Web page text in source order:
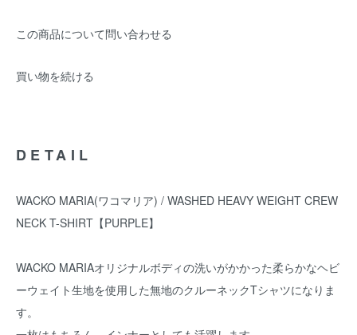
この商品について問い合わせる
買い物を続ける
DETAIL
WACKO MARIA(ワコマリア) / WASHED HEAVY WEIGHT CREW
NECK T-SHIRT【PURPLE】
WACKO MARIAオリジナルボディの洗いがかかった柔らかなヘビ
ーウェイト生地を使用した無地のクルーネックTシャツになりま
す。